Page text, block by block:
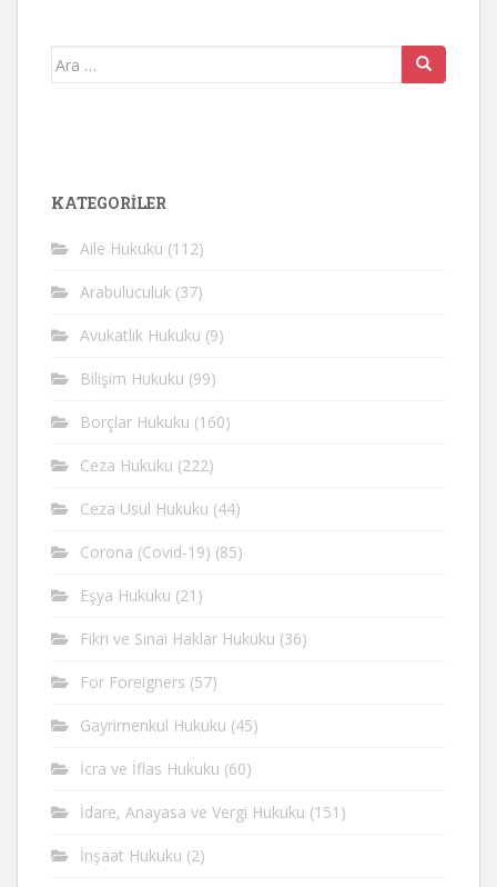
Arama
KATEGORİLER
Aile Hukuku (112)
Arabuluculuk (37)
Avukatlık Hukuku (9)
Bilişim Hukuku (99)
Borçlar Hukuku (160)
Ceza Hukuku (222)
Ceza Usul Hukuku (44)
Corona (Covid-19) (85)
Eşya Hukuku (21)
Fikri ve Sinai Haklar Hukuku (36)
For Foreigners (57)
Gayrimenkul Hukuku (45)
İcra ve İflas Hukuku (60)
İdare, Anayasa ve Vergi Hukuku (151)
İnşaat Hukuku (2)